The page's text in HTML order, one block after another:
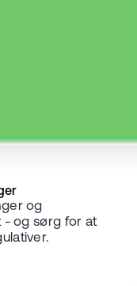
og
- og sørg for at